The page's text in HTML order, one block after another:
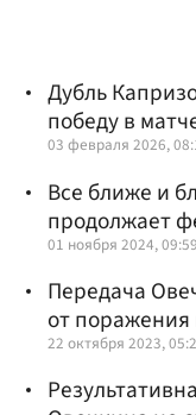
Дубль
победу в
03 февраля 2026,
Все ближе и
продолжает
01 ноября 2024, 09:59
Передача
от
22 октября 2023,